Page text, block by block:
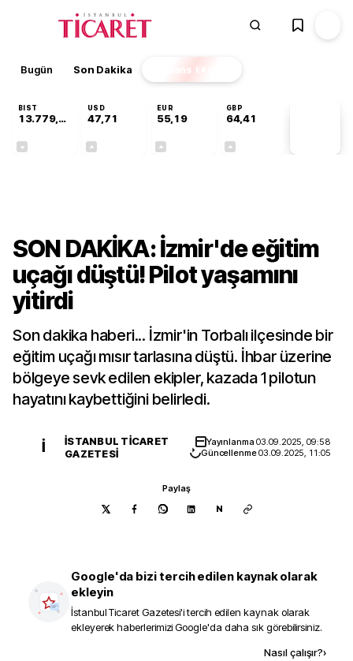
Bugün Son Dakika Finans EKSTRA
BIST
13.779,39
USD
47,71
EUR
55,19
GBP
64,41
SON DAKİKA: İzmir'de eğitim
uçağı düştü! Pilot yaşamını
yitirdi
Son dakika haberi... İzmir'in Torbalı ilçesinde bir
eğitim uçağı mısır tarlasına düştü. İhbar üzerine
bölgeye sevk edilen ekipler, kazada 1 pilotun
hayatını kaybettiğini belirledi.
İ
İSTANBUL TICARET
GAZETESI
Yayınlanma03.09.2025, 09:58
Güncellenme03.09.2025, 11:05
Paylaş
N
Google'da bizi tercih edilen kaynak olarak
ekleyin
İstanbul Ticaret Gazetesi'i tercih edilen kaynak olarak
ekleyerek haberlerimizi Google'da daha sık görebilirsiniz.
Nasıl çalışır?›